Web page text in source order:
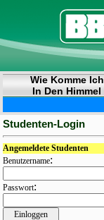
Wie Komme Ich
In Den Himmel
Studenten-Login
Angemeldete Studenten
Benutzername:
Passwort: